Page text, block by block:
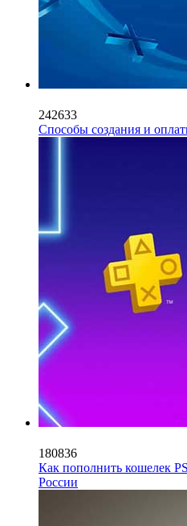
242633
Способы создания и
180836
Как пополнить кошелек
России